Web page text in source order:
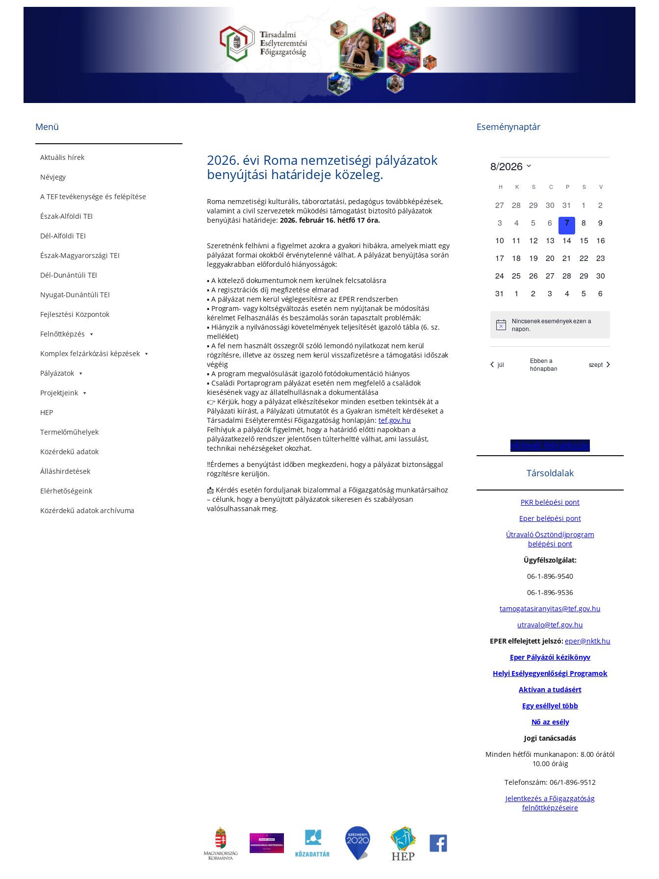
Menü
Aktuális hírek
Névjegy
A TEF tevékenysége és felépítése
Észak-Alföldi TEI
Dél-Alföldi TEI
Észak-Magyarországi TEI
Dél-Dunántúli TEI
Nyugat-Dunántúli TEI
Fejlesztési Központok
Felnőttképzés
Komplex felzárkózási képzések
Pályázatok
Projektjeink
HEP
Termelőműhelyek
Közérdekű adatok
Álláshirdetések
Elérhetőségeink
Közérdekű adatok archívuma
2026. évi Roma nemzetiségi pályázatok
benyújtási határideje közeleg.
Roma nemzetiségi kulturális, táboroztatási, pedagógus továbbképézések,
valamint a civil szervezetek működési támogatást biztosító pályázatok
benyújtási határideje: 2026. február 16. hétfő 17 óra.
Szeretnénk felhívni a figyelmet azokra a gyakori hibákra, amelyek miatt egy
pályázat formai okokból érvénytelenné válhat. A pályázat benyújtása során
leggyakrabban előforduló hiányosságok:
▪ A kötelező dokumentumok nem kerülnek felcsatolásra
▪ A regisztrációs díj megfizetése elmarad
▪ A pályázat nem kerül véglegesítésre az EPER rendszerben
▪ Program- vagy költségváltozás esetén nem nyújtanak be módosítási
kérelmet Felhasználás és beszámolás során tapasztalt problémák:
▪ Hiányzik a nyilvánossági követelmények teljesítését igazoló tábla (6. sz.
melléklet)
▪ A fel nem használt összegről szóló lemondó nyilatkozat nem kerül
rögzítésre, illetve az összeg nem kerül visszafizetésre a támogatási időszak
végéig
▪ A program megvalósulását igazoló fotódokumentáció hiányos
▪ Családi Portaprogram pályázat esetén nem megfelelő a családok
kiesésének vagy az állatelhullásnak a dokumentálása
👉 Kérjük, hogy a pályázat elkészítésekor minden esetben tekintsék át a
Pályázati kiírást, a Pályázati útmutatót és a Gyakran ismételt kérdéseket a
Társadalmi Esélyteremtési Főigazgatóság honlapján: tef.gov.hu
Felhívjuk a pályázók figyelmét, hogy a határidő előtti napokban a
pályázatkezelő rendszer jelentősen túlterheltté válhat, ami lassulást,
technikai nehézségeket okozhat.
‼️Érdemes a benyújtást időben megkezdeni, hogy a pályázat biztonsággal
rögzítésre kerüljön.
📩 Kérdés esetén forduljanak bizalommal a Főigazgatóság munkatársaihoz
– célunk, hogy a benyújtott pályázatok sikeresen és szabályosan
valósulhassanak meg.
Eseménynaptár
Hírlevél feliratkozás
Társoldalak
PKR belépési pont
Eper belépési pont
Útravaló Ösztöndíjprogram
belépési pont
Ügyfélszolgálat:
06-1-896-9540
06-1-896-9536
tamogatasiranyitas@tef.gov.hu
utravalo@tef.gov.hu
EPER elfelejtett jelszó: eper@nktk.hu
Eper Pályázói kézikönyv
Helyi Esélyegyenlőségi Programok
Aktívan a tudásért
Egy eséllyel több
Nő az esély
Jogi tanácsadás
Minden hétfői munkanapon: 8.00 órától
10.00 óráig
Telefonszám: 06/1-896-9512
Jelentkezés a Főigazgatóság
felnőttképzéseire